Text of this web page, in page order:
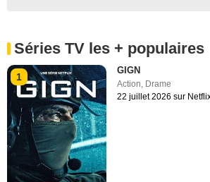
Séries TV les + populaires
1
GIGN
Action Drame
22 juillet 2026 sur